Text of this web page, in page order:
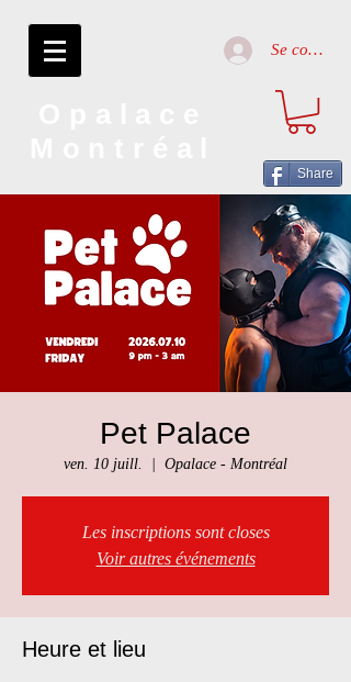
Se connecter
Share
Pet Palace
ven. 10 juill. Opalace - Montréal
Les inscriptions sont closes
Voir autres événements
Heure et lieu